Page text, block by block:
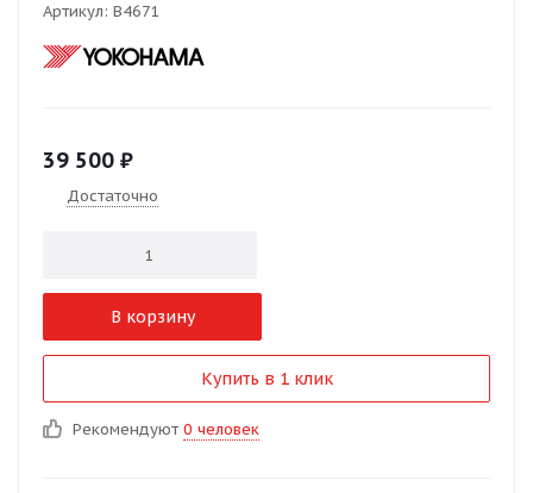
Артикул: В4671
39 500 ₽
Достаточно
В корзину
Купить в 1 клик
Рекомендуют 0 человек